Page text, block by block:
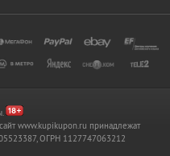
www.kupikupon.ru принадлежат
ОГРН 1127747063212